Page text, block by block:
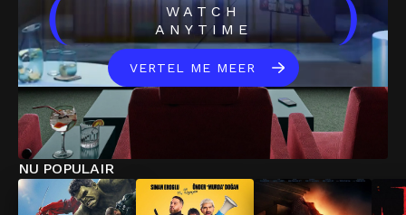
(
WATCH
ANYTIME
)
VERTEL ME MEER
NU POPULAIR